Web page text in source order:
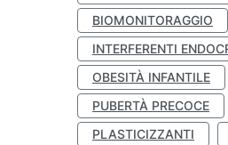
BIOMONITORAGGIO
INTERFERENTI
OBESITÀ INFANTILE
PUBERTÀ PRECOCE
PLASTICIZZANTI